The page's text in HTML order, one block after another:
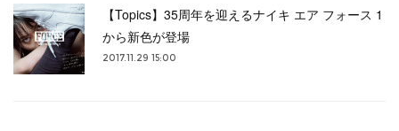
【Topics】35周年を迎えるナイキ エア フォース 1
から新色が登場
2017.11.29 15:00